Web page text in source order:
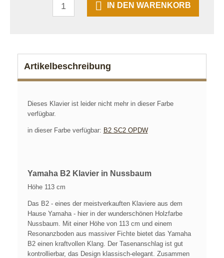
IN DEN WARENKORB
Artikelbeschreibung
Dieses Klavier ist leider nicht mehr in dieser Farbe
verfügbar.
in dieser Farbe verfügbar: B2 SC2 OPDW
Yamaha B2 Klavier in Nussbaum
Höhe 113 cm
Das B2 - eines der meistverkauften Klaviere aus dem
Hause Yamaha - hier in der wunderschönen Holzfarbe
Nussbaum. Mit einer Höhe von 113 cm und einem
Resonanzboden aus massiver Fichte bietet das Yamaha
B2 einen kraftvollen Klang. Der Tasenanschlag ist gut
kontrollierbar, das Design klassisch-elegant. Zusammen